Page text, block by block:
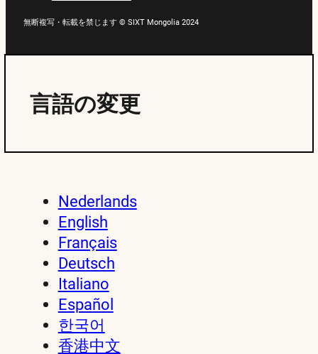
無断複写・転載を禁じます © SIXT Mongolia 2024
言語の変更
Nederlands
English
Français
Deutsch
Italiano
Español
한국어
香港中文